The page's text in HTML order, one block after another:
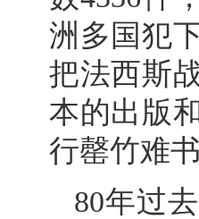
洲多国犯
把法西斯
本的出版
行罄竹难
80年过